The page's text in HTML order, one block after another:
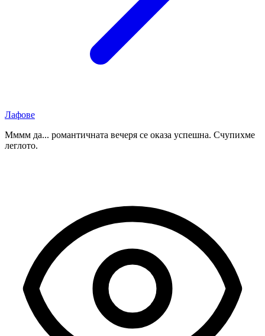
Лафове
Мммм да... романтичната вечеря се оказа успешна. Счупихме
леглото.